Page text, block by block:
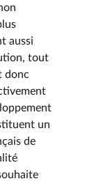
aussi
tout
donc
un
de